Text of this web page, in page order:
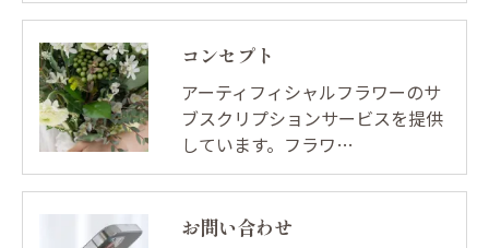
コンセプト
アーティフィシャルフラワーのサ
ブスクリプションサービスを提供
しています。フラワ…
お問い合わせ